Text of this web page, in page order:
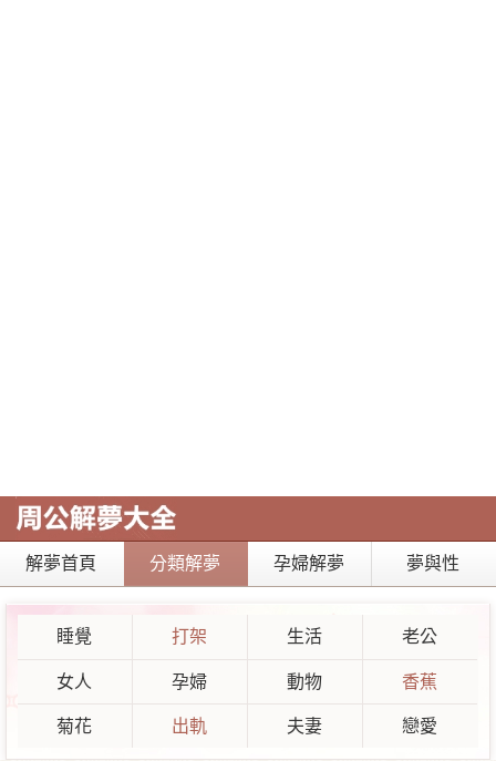
解夢首頁 分類解夢 孕婦解夢 夢與性
睡覺 打架 生活 老公
女人 孕婦 動物 香蕉
菊花 出軌 夫妻 戀愛